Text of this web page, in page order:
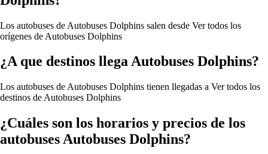
Los autobuses de Autobuses Dolphins salen desde Ver todos los
orígenes de Autobuses Dolphins
¿A que destinos llega Autobuses Dolphins?
Los autobuses de Autobuses Dolphins tienen llegadas a Ver todos los
destinos de Autobuses Dolphins
¿Cuáles son los horarios y precios de los
autobuses Autobuses Dolphins?